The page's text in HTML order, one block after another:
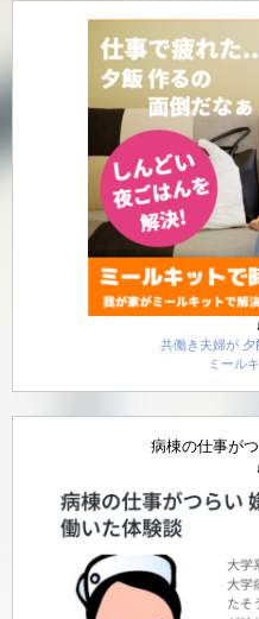
共働き夫婦が 夕
ミール
病棟の仕事が